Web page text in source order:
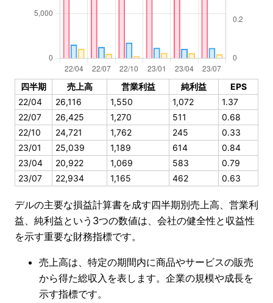
四半期 売上高 営業利益 純利益
EPS
22/04
26,116 1,550 1,072
1.37
22/07
26,425 1,270 511
0.68
22/10
24,721 1,762 245
0.33
23/01
25,039 1,189 614
0.84
23/04
20,922 1,069 583
0.79
23/07
22,934 1,165 462 0.63
デルの主要な損益計算書を成す四半期別売上高、営業利
益、純利益という3つの数値は、会社の健全性と収益性
を示す重要な財務指標です。
売上高は、特定の期間内に商品やサービスの販売
から得た総収入を表します。企業の規模や成長を
示す指標です。